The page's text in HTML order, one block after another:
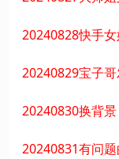
20240828快手
20240829宝子
20240830换背
20240831有问